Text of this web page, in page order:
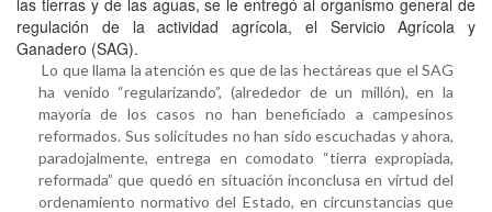
regulación de la actividad agrícola, el Servicio Agrícola y
Ganadero (SAG).
Lo que llama la atención es que de las hectáreas que el SAG
ha venido “regularizando”, (alrededor de un millón), en la
mayoría de los casos no han beneficiado a campesinos
reformados. Sus solicitudes no han sido escuchadas y ahora,
paradojalmente, entrega en comodato “tierra expropiada,
reformada” que quedó en situación inconclusa en virtud del
ordenamiento normativo del Estado, en circunstancias que